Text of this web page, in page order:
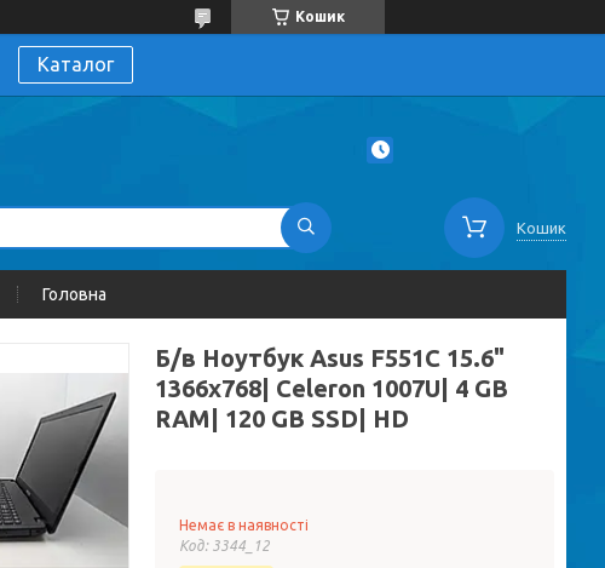
Кошик
Каталог
Кошик
Головна
Б/в Ноутбук Asus F551C 15.6"
1366x768| Celeron 1007U| 4 GB
RAM| 120 GB SSD| HD
Немає в наявності
Код: 3344_12